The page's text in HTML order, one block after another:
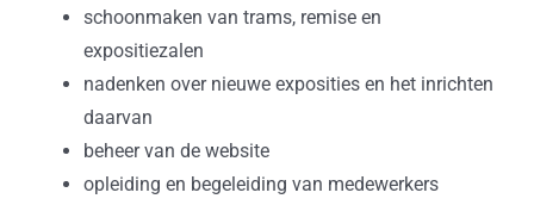
schoonmaken van trams, remise en
expositiezalen
nadenken over nieuwe exposities en het inrichten
daarvan
beheer van de website
opleiding en begeleiding van medewerkers